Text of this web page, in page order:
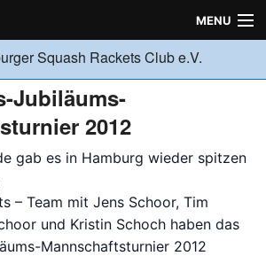
MENU
Squash Rackets Club e.V.
Jubiläums-
2012
gab es in Hamburg wieder spitzen
– Team mit Jens Schoor, Tim
und Kristin Schoch haben das
Mannschaftsturnier 2012